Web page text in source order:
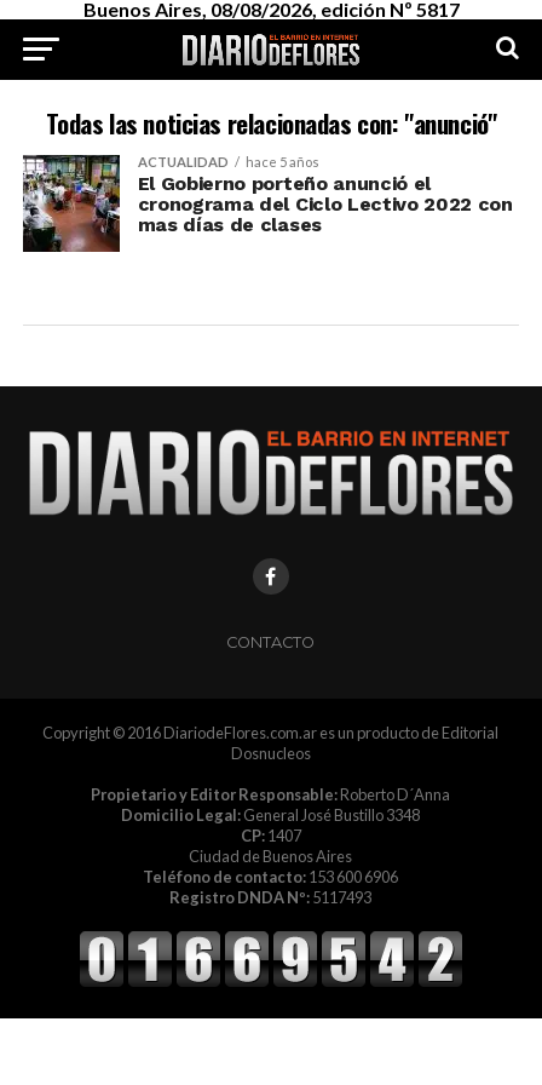
Buenos Aires, 08/08/2026, edición Nº 5817
Todas las noticias relacionadas con: "anunció"
ACTUALIDAD hace 5 años
El Gobierno porteño anunció el
cronograma del Ciclo Lectivo 2022 con
mas días de clases
CONTACTO
Copyright © 2016 DiariodeFlores.com.ar es un producto de Editorial
Dosnucleos
Propietario y Editor Responsable:Roberto D´Anna
Domicilio Legal:General José Bustillo 3348
CP:1407
Ciudad de Buenos Aires
Teléfono de contacto:153 600 6906
Registro DNDA Nº:5117493